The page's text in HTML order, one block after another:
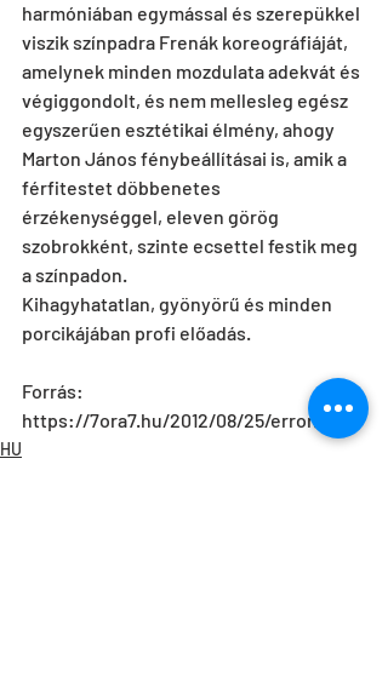
harmóniában egymással és szerepükkel
viszik színpadra Frenák koreográfiáját,
amelynek minden mozdulata adekvát és
végiggondolt, és nem mellesleg egész
egyszerűen esztétikai élmény, ahogy
Marton János fénybeállításai is, amik a
férfitestet döbbenetes
érzékenységgel, eleven görög
szobrokként, szinte ecsettel festik meg
a színpadon.
Kihagyhatatlan, gyönyörű és minden
porcikájában profi előadás.
Forrás:
https://7ora7.hu/2012/08/25/error_795
HU